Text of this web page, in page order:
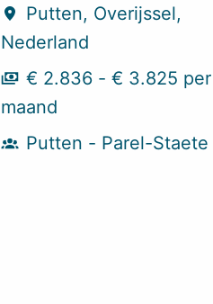
Putten, Overijssel,
Nederland
€ 2.836 - € 3.825 per
maand
Putten - Parel-Staete